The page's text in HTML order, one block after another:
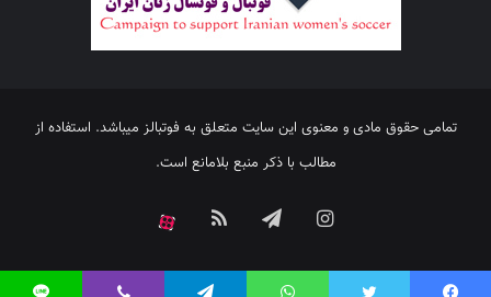
تمامی حقوق مادی و معنوی این سایت متعلق به فوتبالز میباشد. استفاده از
مطالب با ذکر منبع بلامانع است.
اینستاگرامتلگرام خوراک